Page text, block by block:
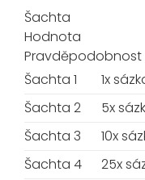
Šachta
Hodnota
Šachta 1
1x
Šachta 2
5x
Šachta 3
10x
Šachta 4
25x